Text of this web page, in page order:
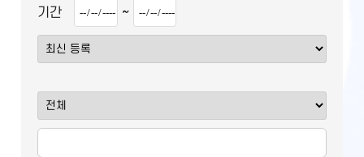
기간 ~